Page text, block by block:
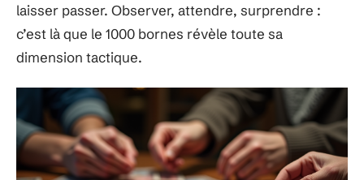
laisser passer. Observer, attendre, surprendre :
c’est là que le 1000 bornes révèle toute sa
dimension tactique.